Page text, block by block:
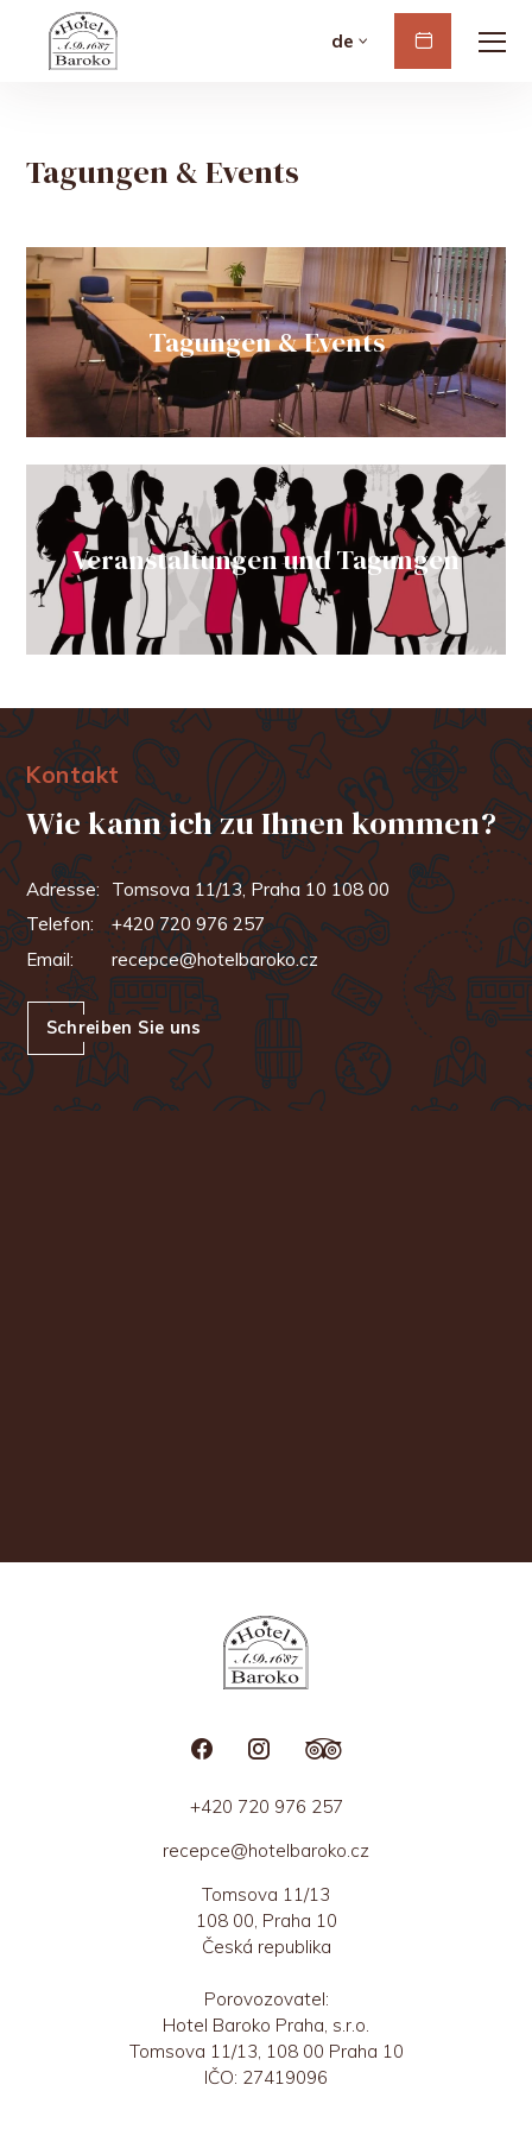
de Buchen
Tagungen & Events
Tagungen & Events
Veranstaltungen und Tagungen
Kontakt
Wie kann ich zu Ihnen kommen?
Adresse:
Tomsova 11/13, Praha 10 108 00
Telefon:
+420 720 976 257
Email:
recepce@hotelbaroko.cz
Schreiben Sie uns
+420 720 976 257
recepce@hotelbaroko.cz
Tomsova 11/13
108 00, Praha 10
Česká republika
Porovozovatel:
Hotel Baroko Praha, s.r.o.
Tomsova 11/13, 108 00 Praha 10
IČO: 27419096